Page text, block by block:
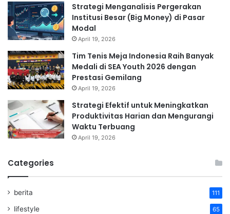
Strategi Menganalisis Pergerakan
Institusi Besar (Big Money) di Pasar
Modal
April 19, 2026
Tim Tenis Meja Indonesia Raih Banyak
Medali di SEA Youth 2026 dengan
Prestasi Gemilang
April 19, 2026
Strategi Efektif untuk Meningkatkan
Produktivitas Harian dan Mengurangi
Waktu Terbuang
April 19, 2026
Categories
berita 111
lifestyle 65